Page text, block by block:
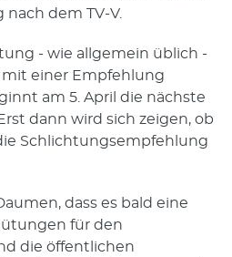
dem TV-V.
- wie allgemein üblich -
mit einer Empfehlung
am 5. April die nächste
dann wird sich zeigen, ob
Schlichtungsempfehlung
dass es bald eine
für den
die öffentlichen